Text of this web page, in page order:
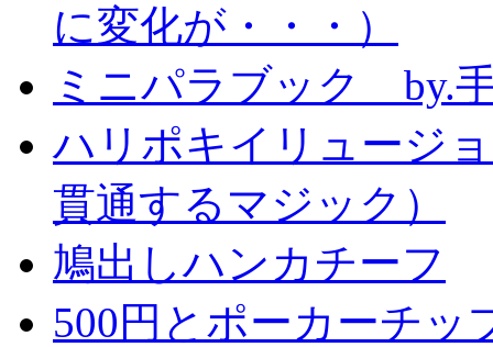
に変化が・・・）
ミニパラブック by.
ハリポキイリュージ
貫通するマジック）
鳩出しハンカチーフ
500円とポーカーチッ